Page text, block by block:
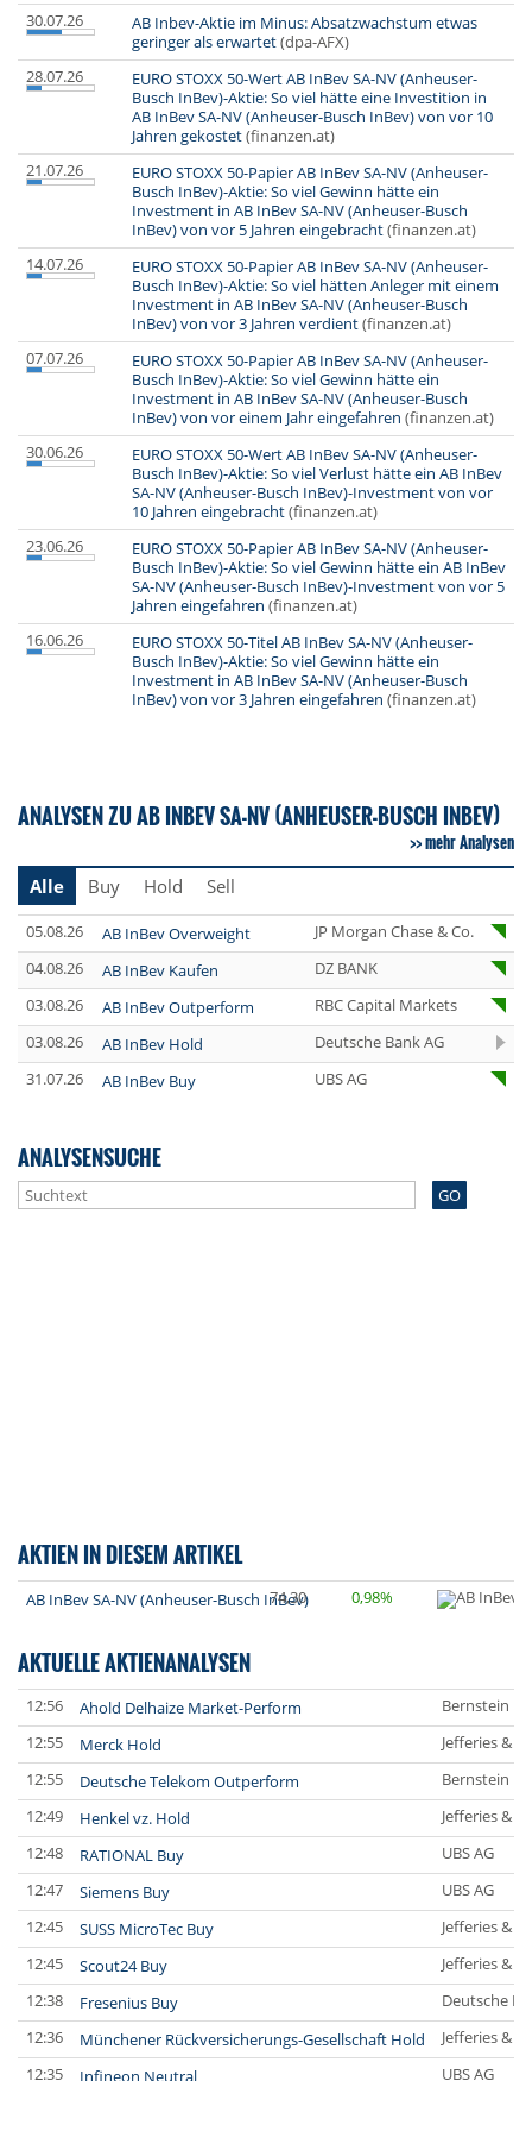
30.07.26
AB Inbev-Aktie im Minus: Absatzwachstum etwas
geringer als erwartet(dpa-AFX)
28.07.26
EURO STOXX 50-Wert AB InBev SA-NV (Anheuser-
Busch InBev)-Aktie: So viel hätte eine Investition in
AB InBev SA-NV (Anheuser-Busch InBev) von vor 10
Jahren gekostet(finanzen.at)
21.07.26
EURO STOXX 50-Papier AB InBev SA-NV (Anheuser-
Busch InBev)-Aktie: So viel Gewinn hätte ein
Investment in AB InBev SA-NV (Anheuser-Busch
InBev) von vor 5 Jahren eingebracht(finanzen.at)
14.07.26
EURO STOXX 50-Papier AB InBev SA-NV (Anheuser-
Busch InBev)-Aktie: So viel hätten Anleger mit einem
Investment in AB InBev SA-NV (Anheuser-Busch
InBev) von vor 3 Jahren verdient(finanzen.at)
07.07.26
EURO STOXX 50-Papier AB InBev SA-NV (Anheuser-
Busch InBev)-Aktie: So viel Gewinn hätte ein
Investment in AB InBev SA-NV (Anheuser-Busch
InBev) von vor einem Jahr eingefahren (finanzen.at)
30.06.26
EURO STOXX 50-Wert AB InBev SA-NV (Anheuser-
Busch InBev)-Aktie: So viel Verlust hätte ein AB InBev
SA-NV (Anheuser-Busch InBev)-Investment von vor
10 Jahren eingebracht(finanzen.at)
23.06.26
EURO STOXX 50-Papier AB InBev SA-NV (Anheuser-
Busch InBev)-Aktie: So viel Gewinn hätte ein AB InBev
SA-NV (Anheuser-Busch InBev)-Investment von vor 5
Jahren eingefahren (finanzen.at)
16.06.26
EURO STOXX 50-Titel AB InBev SA-NV (Anheuser-
Busch InBev)-Aktie: So viel Gewinn hätte ein
Investment in AB InBev SA-NV (Anheuser-Busch
InBev) von vor 3 Jahren eingefahren (finanzen.at)
ANALYSEN ZU AB INBEV SA-NV (ANHEUSER-BUSCH INBEV)
mehr Analysen
Alle
Buy Hold Sell
05.08.26 AB InBev Overweight
JP Morgan Chase & Co.
04.08.26
AB InBev Kaufen
DZ BANK
03.08.26
AB InBev Outperform
RBC Capital Markets
03.08.26
AB InBev Hold
Deutsche Bank AG
31.07.26
AB InBev Buy UBS AG
ANALYSENSUCHE
GO
AKTIEN IN DIESEM ARTIKEL
AB InBev SA-NV (Anheuser-Busch InBev)
74,30 0,98%
AKTUELLE AKTIENANALYSEN
12:56 Ahold Delhaize Market-Perform
Bernstein
12:55
Merck Hold
Jefferies &
12:55
Deutsche Telekom Outperform
Bernstein
12:49
Henkel vz. Hold
Jefferies &
12:48
RATIONAL Buy
UBS AG
12:47
Siemens Buy
UBS AG
12:45
SUSS MicroTec Buy
Jefferies &
12:45
Scout24 Buy
Jefferies &
12:38
Fresenius Buy
Deutsche
12:36
Münchener Rückversicherungs-Gesellschaft Hold
Jefferies &
12:35
Infineon Neutral
UBS AG